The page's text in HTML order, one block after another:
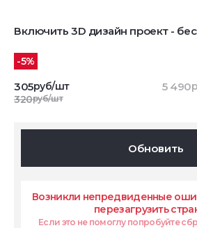
Включить 3D дизайн проект -
-5%
305руб/шт
320руб/шт
5 490
Обновить
Возникли непредвиденные
перезагрузить
Если это не помоглу попробуйте